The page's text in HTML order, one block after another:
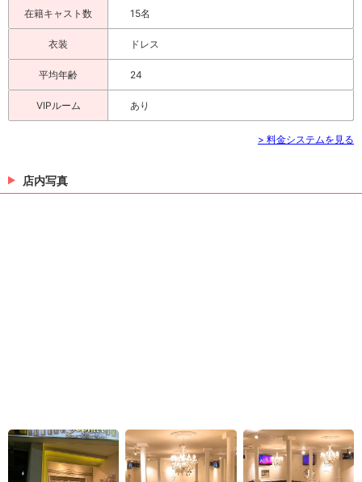
在籍キャスト数 15名
衣装 ドレス
平均年齢 24
VIPルーム あり
> 料金システムを見る
店内写真